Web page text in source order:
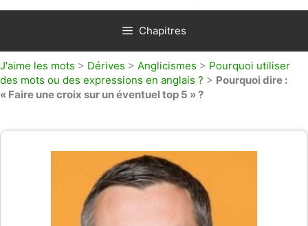
Chapitres
J'aime les mots > Dérives > Anglicismes > Pourquoi utiliser
des mots ou des expressions en anglais ? > Pourquoi dire :
« Faire une croix sur un éventuel top 5 » ?